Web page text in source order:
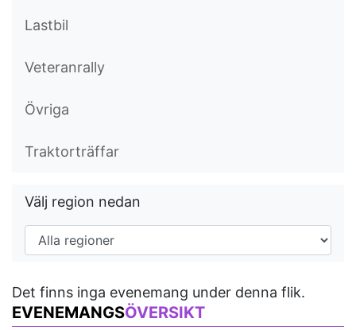
Lastbil
Veteranrally
Övriga
Traktorträffar
Välj region nedan
Det finns inga evenemang under denna flik.
EVENEMANGSÖVERSIKT